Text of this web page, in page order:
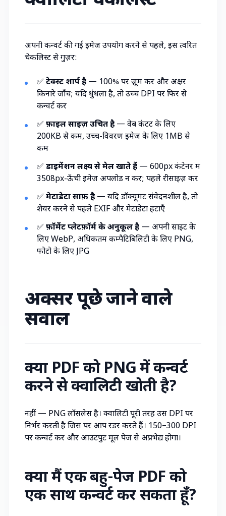
अपनी कन्वर्ट की गई इमेज उपयोग करने से पहले, इस त्वरित
चेकलिस्ट से गुज़रें:
✅ टेक्स्ट शार्प है — 100% पर ज़ूम करें और अक्षर
किनारे जाँचें; यदि धुंधला है, तो उच्च DPI पर फिर से
कन्वर्ट करें
✅ फ़ाइल साइज़ उचित है — वेब कंटेंट के लिए
200KB से कम, उच्च-विवरण इमेज के लिए 1MB से
कम
✅ डाइमेंशन लक्ष्य से मेल खाते हैं — 600px कंटेनर में
3508px-ऊँची इमेज अपलोड न करें; पहले रीसाइज़ करें
✅ मेटाडेटा साफ़ है — यदि डॉक्यूमेंट संवेदनशील है, तो
शेयर करने से पहले EXIF और मेटाडेटा हटाएँ
✅ फ़ॉर्मेट प्लेटफ़ॉर्म के अनुकूल है — अपनी साइट के
लिए WebP, अधिकतम कम्पैटिबिलिटी के लिए PNG,
फोटो के लिए JPG
अक्सर पूछे जाने वाले
सवाल
क्या PDF को PNG में कन्वर्ट
करने से क्वालिटी खोती है?
नहीं — PNG लॉसलेस है। क्वालिटी पूरी तरह उस DPI पर
निर्भर करती है जिस पर आप रेंडर करते हैं। 150–300 DPI
पर कन्वर्ट करें और आउटपुट मूल पेज से अप्रभेद्य होगा।
क्या मैं एक बहु-पेज PDF को
एक साथ कन्वर्ट कर सकता हूँ?